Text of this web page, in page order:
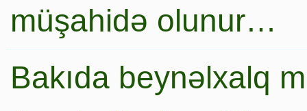
müşahidə olunur…
Bakıda beynəlxalq